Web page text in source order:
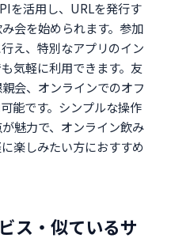
を活用し、URLを発行す
会を始められます。参加
え、特別なアプリのイン
気軽に利用できます。友
会、オンラインでのオフ
能です。シンプルな操作
魅力で、オンライン飲み
楽しみたい方におすすめ
ス・似ているサ